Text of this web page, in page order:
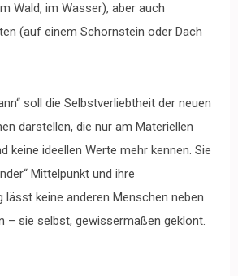
Wald, im Wasser), aber auch
(auf einem Schornstein oder Dach
soll die Selbstverliebtheit der neuen
darstellen, die nur am Materiellen
keine ideellen Werte mehr kennen. Sie
Mittelpunkt und ihre
lässt keine anderen Menschen neben
– sie selbst, gewissermaßen geklont.